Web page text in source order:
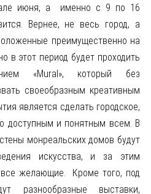
июня, а именно с 9 по 16
Вернее, не весь город, а
преимущественно на
в этот период будет проходить
«Mural», который без
своеобразным креативным
является сделать городское,
доступным и понятным всем. В
монреальских домов будут
искусства, и за этим
желающие. Кроме того, под
разнообразные выставки,